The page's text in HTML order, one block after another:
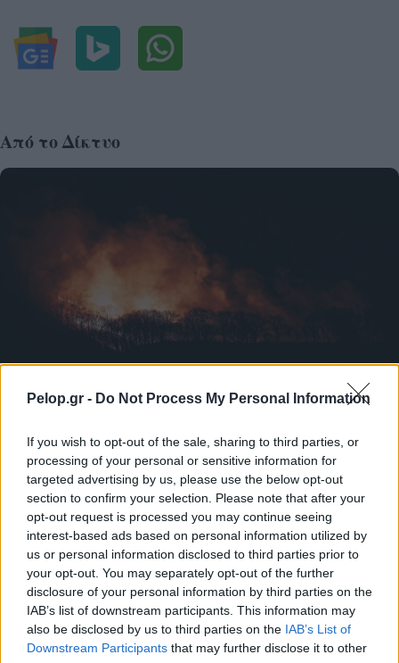
Pelop.gr - Do Not Process My Personal Information
If you wish to opt-out of the sale, sharing to third parties, or
processing of your personal or sensitive information for
targeted advertising by us, please use the below opt-out
section to confirm your selection. Please note that after your
opt-out request is processed you may continue seeing
interest-based ads based on personal information utilized by
us or personal information disclosed to third parties prior to
your opt-out. You may separately opt-out of the further
disclosure of your personal information by third parties on the
IAB’s list of downstream participants. This information may
also be disclosed by us to third parties on the IAB’s List of
Downstream Participants that may further disclose it to other
Από το Δίκτυο
Πώς να προστατευτείτε από τον καπνό των πυρκαγιών
– Τα 6 μέτρα για τις ευπαθείς ομάδες